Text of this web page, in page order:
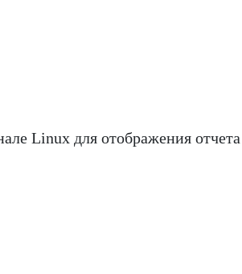
Linux для отображения